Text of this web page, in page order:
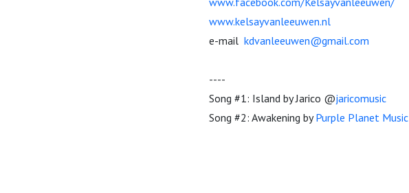
www.kelsayvanleeuwen.nl
e-mail kdvanleeuwen@gmail.com
----
Song #1: Island by Jarico @jaricomusic
Song #2: Awakening byPurple Planet Music